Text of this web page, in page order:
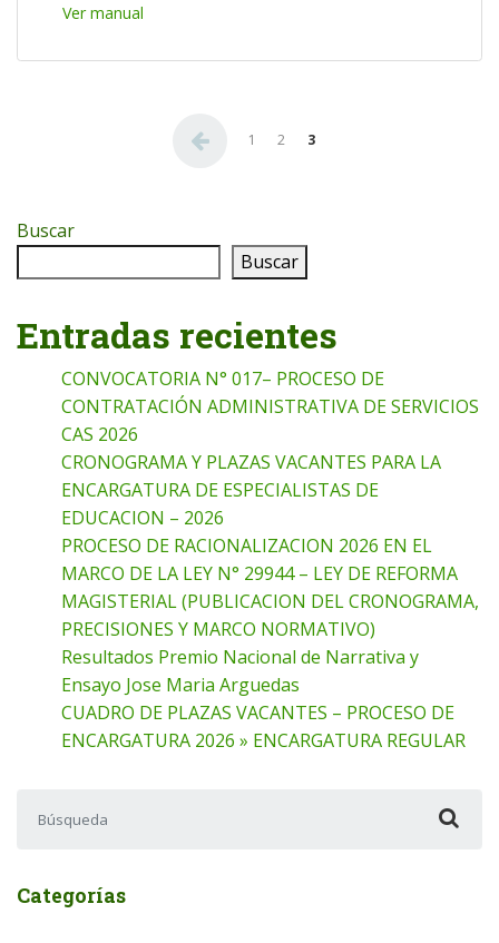
Ver manual
Paginación de entradas
1 2 3
Buscar
Buscar
Entradas recientes
CONVOCATORIA N° 017– PROCESO DE
CONTRATACIÓN ADMINISTRATIVA DE SERVICIOS
CAS 2026
CRONOGRAMA Y PLAZAS VACANTES PARA LA
ENCARGATURA DE ESPECIALISTAS DE
EDUCACION – 2026
PROCESO DE RACIONALIZACION 2026 EN EL
MARCO DE LA LEY N° 29944 – LEY DE REFORMA
MAGISTERIAL (PUBLICACION DEL CRONOGRAMA,
PRECISIONES Y MARCO NORMATIVO)
Resultados Premio Nacional de Narrativa y
Ensayo Jose Maria Arguedas
CUADRO DE PLAZAS VACANTES – PROCESO DE
ENCARGATURA 2026 » ENCARGATURA REGULAR
Categorías